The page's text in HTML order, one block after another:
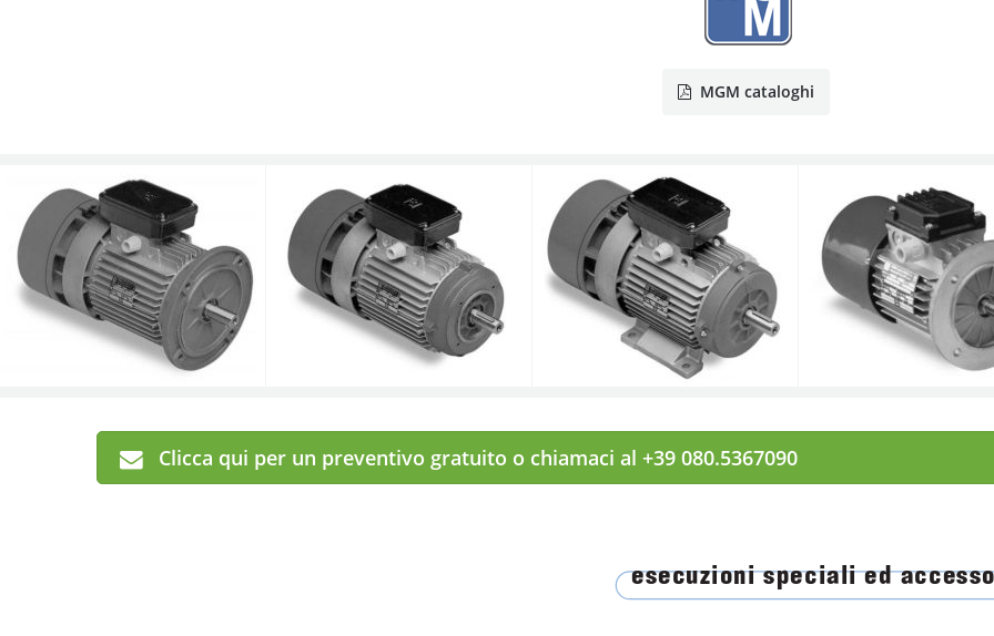
MGM cataloghi
Clicca qui per un preventivo gratuito o chiamaci al +39 080.5367090
esecuzioni speciali ed